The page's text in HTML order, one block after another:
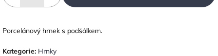
Porcelánový hrnek s podšálkem.
Kategorie: Hrnky